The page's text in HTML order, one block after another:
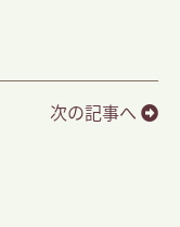
次の記事へ